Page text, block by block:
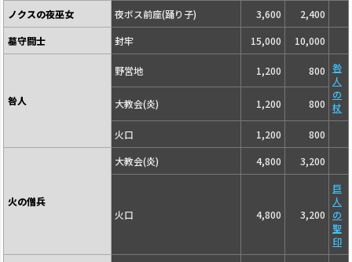
ノクスの夜巫女
夜ボス前座(踊り子) 3,600
2,400
墓守闘士
封牢 15,000 10,000
咎人
野営地 1,200 800 咎
人
の
杖
大教会(炎) 1,200 800
火口 1,200 800
火の僧兵
大教会(炎) 4,800 3,200
火口 4,800 3,200
巨
人
の
聖
印